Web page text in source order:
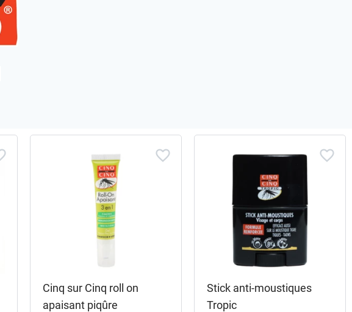
Cinq sur Cinq roll on
apaisant piqûre
Stick anti-moustiques
Tropic